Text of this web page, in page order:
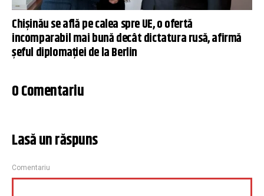
Chișinău se află pe calea spre UE, o ofertă
incomparabil mai bună decât dictatura rusă, afirmă
șeful diplomației de la Berlin
0 Comentariu
Lasă un răspuns
Comentariu